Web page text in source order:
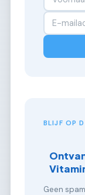
BLIJF OP
Geen